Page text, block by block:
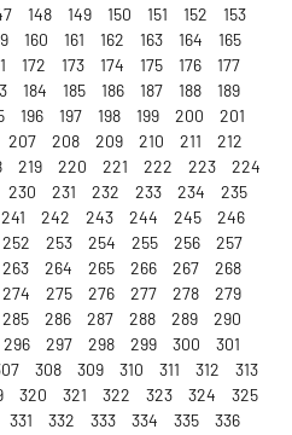
148 149 150 151 152
153
160 161 162 163 164
165
172 173 174 175 176
177
184 185 186 187 188
189
196 197 198 199 200
201
207 208 209 210 211
212
219 220 221 222 223
224
230 231 232 233 234
235
241 242 243 244 245
246
252 253 254 255 256
257
263 264 265 266 267
268
274 275 276 277 278
279
285 286 287 288 289
290
296 297 298 299 300
301
308 309 310 311 312
313
320 321 322 323 324
325
331 332 333 334 335
336